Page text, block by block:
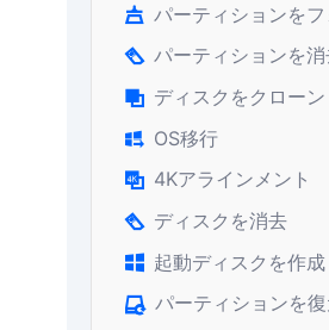
 パーティションをフ
 パーティションを
 ディスクをクローン
 OS移行
 4Kアラインメント
 ディスクを消去
 起動ディスクを作成
 パーティションを